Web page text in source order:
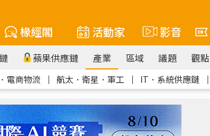
椽經閣 活動家 影音
蘋果供應鏈 產業 區域 議題 觀點
電商物流 ｜ 航太．衛星．軍工 ｜ IT．系統供應鏈 ｜